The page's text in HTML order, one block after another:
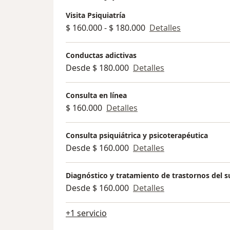
Visita Psiquiatría
$ 160.000 - $ 180.000 Detalles
Conductas adictivas
Desde $ 180.000 Detalles
Consulta en línea
$ 160.000 Detalles
Consulta psiquiátrica y psicoterapéutica
Desde $ 160.000 Detalles
Diagnóstico y tratamiento de trastornos del
Desde $ 160.000 Detalles
+1 servicio